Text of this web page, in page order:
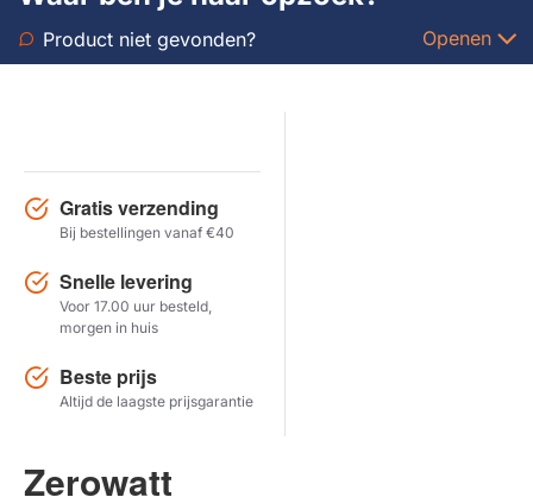
Product niet gevonden? Openen
Model
Herstel zoekopdracht
Gratis verzending
Bij bestellingen vanaf €40
Snelle levering
Voor 17.00 uur besteld,
morgen in huis
Beste prijs
Altijd de laagste prijsgarantie
Zerowatt